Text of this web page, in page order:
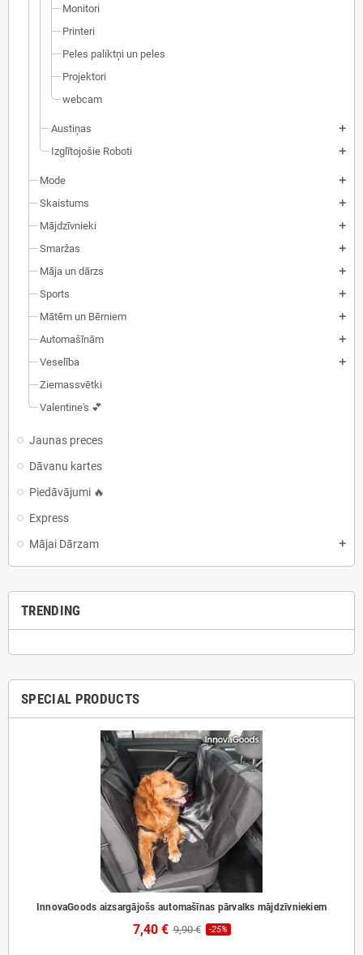
Monitori
Printeri
Peles paliktņi un peles
Projektori
webcam
Austiņas add
Izglītojošie Roboti add
Mode add
Skaistums add
Mājdzīvnieki add
Smaržas add
Māja un dārzs add
Sports add
Mātēm un Bērniem add
Automašīnām add
Veselība add
Ziemassvētki
Valentine's 💕
Jaunas preces
Dāvanu kartes
Piedāvājumi 🔥
Express
Mājai Dārzam
add
TRENDING
SPECIAL PRODUCTS
InnovaGoods aizsargājošs automašīnas pārvalks mājdzīvniekiem
7,40 € 9,90 € -25%